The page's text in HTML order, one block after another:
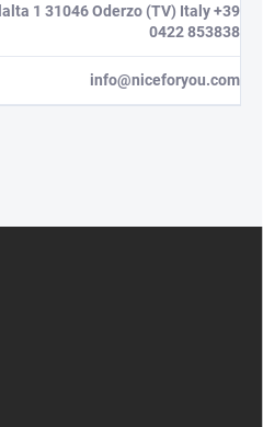
1 31046 Oderzo (TV) Italy +39
0422 853838
info@niceforyou.com